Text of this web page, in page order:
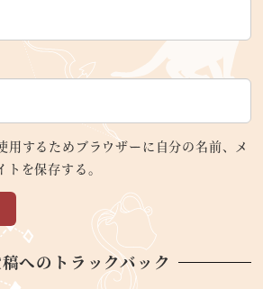
用するためブラウザーに自分の名前、メ
を保存する。
へのトラックバック